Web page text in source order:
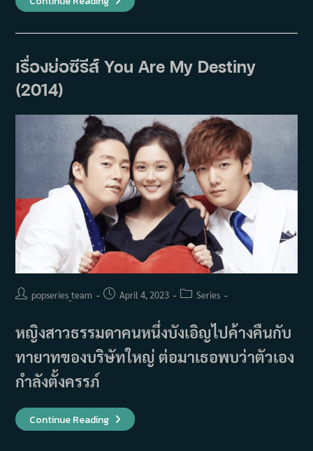
ซี
เรื่องย่อซีรีส์ You Are My Destiny
(2014)
Postpopseries_team
PostApril 4, 2023
PostSeries
หญิงสาวธรรมดาคนหนึ่งบังเอิญไปค้างคืนกับ
ทายาทของบริษัทใหญ่ ต่อมาเธอพบว่าตัวเอง
กำลังตั้งครรภ์
Continue Readingเรื่อง
ย่อ
รีส์